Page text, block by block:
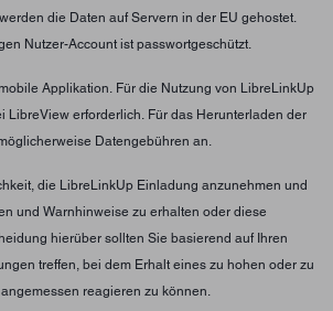
die Daten auf Servern in der EU gehostet.
Nutzer-Account ist passwortgeschützt.
Applikation. Für die Nutzung von LibreLinkUp
LibreView erforderlich. Für das Herunterladen der
Datengebühren an.
die LibreLinkUp Einladung anzunehmen und
und Warnhinweise zu erhalten oder diese
hierüber sollten Sie basierend auf Ihren
treffen, bei dem Erhalt eines zu hohen oder zu
reagieren zu können.